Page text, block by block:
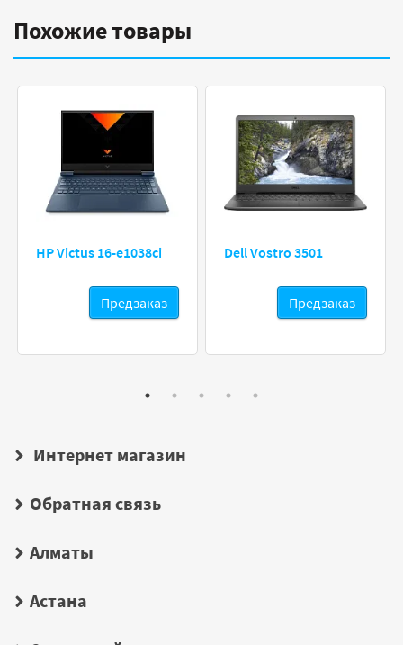
Похожие товары
HP Victus 16-e1038ci
Предзаказ
Dell Vostro 3501
Предзаказ
Интернет магазин
Обратная связь
Алматы
Астана